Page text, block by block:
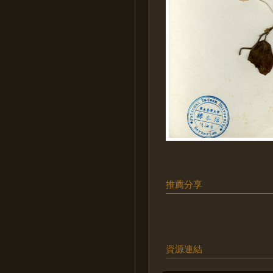
推薦分享
資源連結